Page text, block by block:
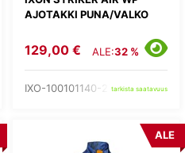
AJOTAKKI PUNA/VALKO
129,00 € ALE:32 %
IXO-100101140-27-tarkista saatavuus
ALE